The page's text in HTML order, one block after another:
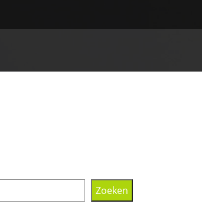
Zoeken